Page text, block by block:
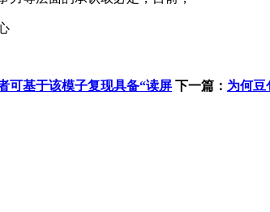
可基于该模子复现具备“读屏 下一篇： 为何豆